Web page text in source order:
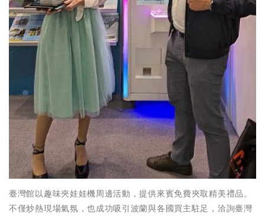
臺灣館以趣味夾娃娃機周邊活動，提供來賓免費夾取精美禮品。
不僅炒熱現場氣氛，也成功吸引波蘭與各國買主駐足，洽詢臺灣